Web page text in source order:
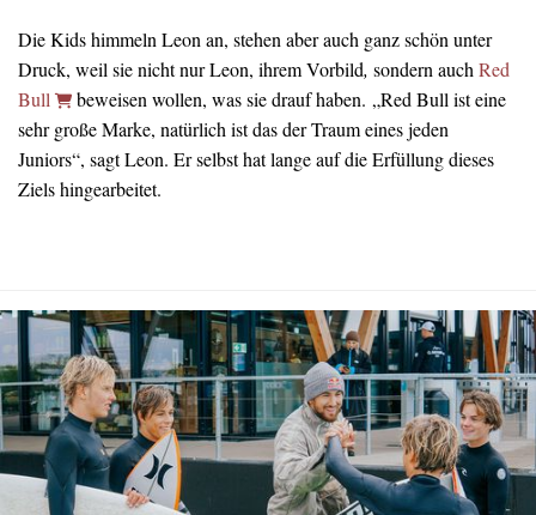
Die Kids himmeln Leon an, stehen aber auch ganz schön unter
Druck, weil sie nicht nur Leon, ihrem Vorbild, sondern auch Red
Bull
beweisen wollen, was sie drauf haben. „Red Bull ist eine
sehr große Marke, natürlich ist das der Traum eines jeden
Juniors“, sagt Leon. Er selbst hat lange auf die Erfüllung dieses
Ziels hingearbeitet.